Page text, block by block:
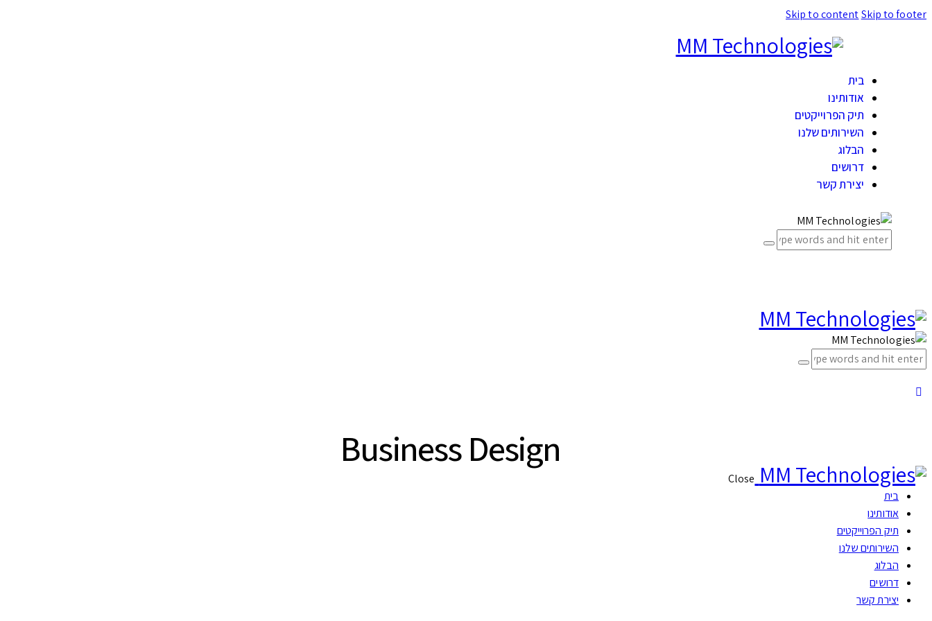
Skip to contentSkip to footer
בית
אודותינו
תיק הפרוייקטים
השירותים שלנו
הבלוג
דרושים
יצירת קשר
Business Design
Close
בית
אודותינו
תיק הפרוייקטים
השירותים שלנו
הבלוג
דרושים
יצירת קשר